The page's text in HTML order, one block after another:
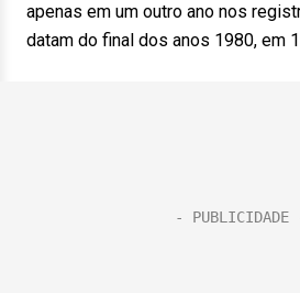
apenas em um outro ano nos
datam do final dos anos 1980, em